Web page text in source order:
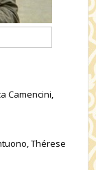
Camencini,
Thérese